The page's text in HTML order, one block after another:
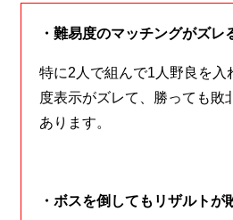
・難易度のマッチングがズレ
特に2人で組んで1人野良を入
度表示がズレて、勝っても敗
あります。
・ボスを倒してもリザルトが